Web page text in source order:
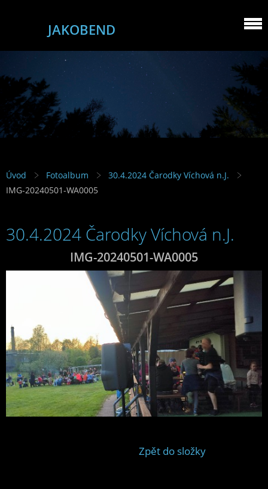
JAKOBEND
Úvod Fotoalbum
30.4.2024 Čarodky Víchová n.J.
IMG-20240501-WA0005
30.4.2024 Čarodky Víchová n.J.
IMG-20240501-WA0005
Zpět do složky